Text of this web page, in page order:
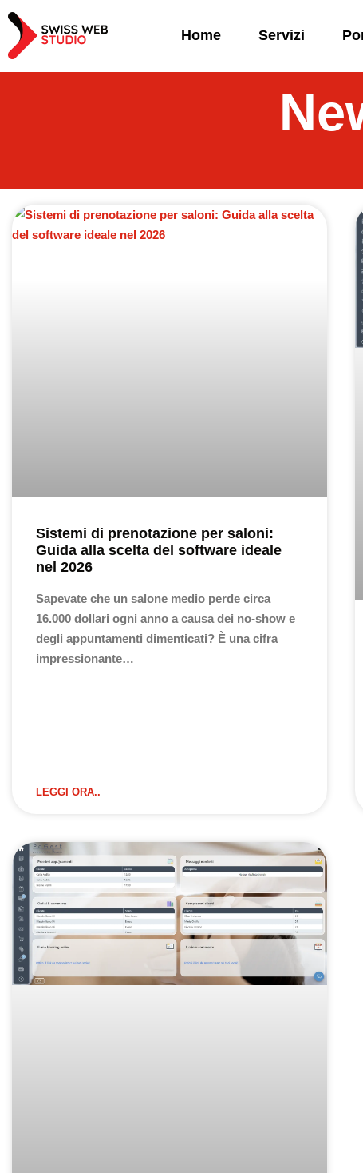
Home Servizi
Sistemi di prenotazione per saloni:
Guida alla scelta del software ideale
nel 2026
Sapevate che un salone medio perde circa
16.000 dollari ogni anno a causa dei no-show e
degli appuntamenti dimenticati? È una cifra
impressionante…
LEGGI ORA..